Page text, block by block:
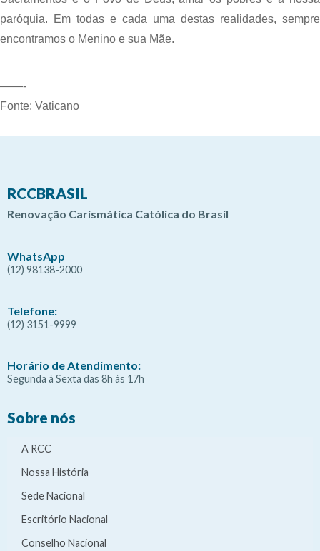
paróquia. Em todas e cada uma destas realidades, sempre
encontramos o Menino e sua Mãe.
——-
Fonte: Vaticano
RCCBRASIL
Renovação Carismática Católica do Brasil
WhatsApp
(12) 98138-2000
Telefone:
(12) 3151-9999
Horário de Atendimento:
Segunda à Sexta das 8h às 17h
Sobre nós
A RCC
Nossa História
Sede Nacional
Escritório Nacional
Conselho Nacional